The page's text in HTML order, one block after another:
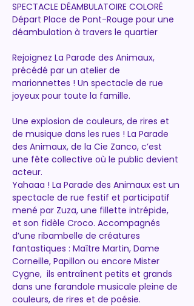
SPECTACLE DÉAMBULATOIRE COLORÉ
Départ Place de Pont-Rouge pour une
déambulation à travers le quartier
Rejoignez La Parade des Animaux,
précédé par un atelier de
marionnettes ! Un spectacle de rue
joyeux pour toute la famille.
Une explosion de couleurs, de rires et
de musique dans les rues ! La Parade
des Animaux, de la Cie Zanco, c’est
une fête collective où le public devient
acteur.
Yahaaa ! La Parade des Animaux est un
spectacle de rue festif et participatif
mené par Zuza, une fillette intrépide,
et son fidèle Croco. Accompagnés
d’une ribambelle de créatures
fantastiques : Maître Martin, Dame
Corneille, Papillon ou encore Mister
Cygne,  ils entraînent petits et grands
dans une farandole musicale pleine de
couleurs, de rires et de poésie.